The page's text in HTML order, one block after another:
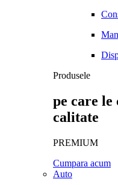
Produsele
pe care
calitate
PREMIUM
Cumpara acum
Auto